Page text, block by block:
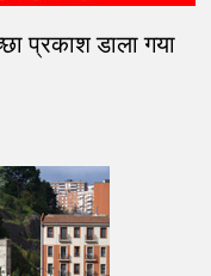
प्रकाश डाला गया